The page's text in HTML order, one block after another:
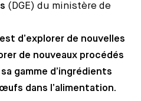
(DGE) du ministère de
d’explorer de nouvelles
de nouveaux procédés
gamme d’ingrédients
dans l’alimentation.